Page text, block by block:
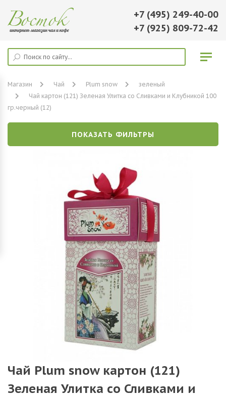
+7 (495) 249-40-00
+7 (925) 809-72-42
Магазин Чай Plum snow
зеленый
Чай картон (121) Зеленая Улитка со Сливками и Клубникой 100
гр.черный (12)
ПОКАЗАТЬ ФИЛЬТРЫ
Чай Plum snow картон (121)
Зеленая Улитка со Сливками и